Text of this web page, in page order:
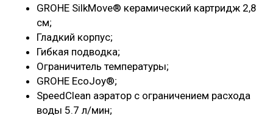
GROHE SilkMove® керамический картридж 2,8
см;
Гладкий корпус;
Гибкая подводка;
Ограничитель температуры;
GROHE EcoJoy®;
SpeedClean аэратор с ограничением расхода
воды 5.7 л/мин;